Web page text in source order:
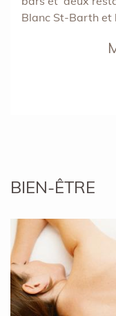
BIEN-ÊTRE